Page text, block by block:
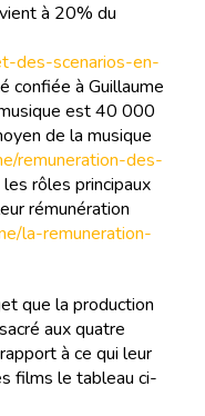
à 20% du
des-scenarios-en-
confiée à Guillaume
est 40 000
de la musique
remuneration-des-
les rôles principaux
rémunération
la-remuneration-
que la production
aux quatre
à ce qui leur
films le tableau ci-